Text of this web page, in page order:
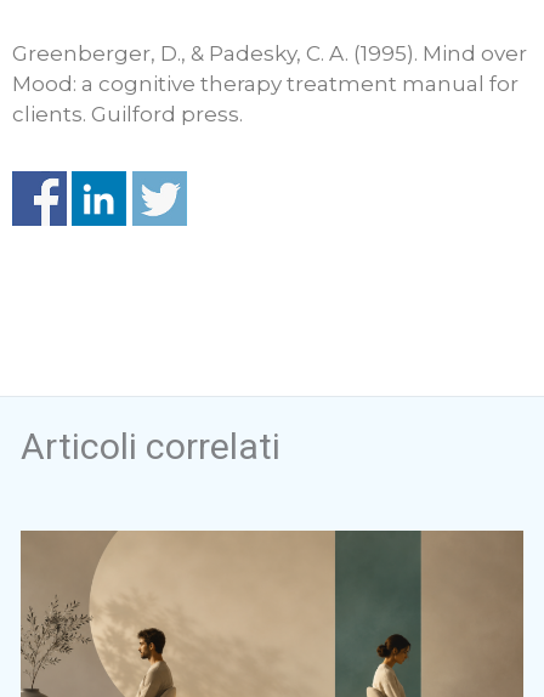
Greenberger, D., & Padesky, C. A. (1995). Mind over
Mood: a cognitive therapy treatment manual for
clients. Guilford press.
Articoli correlati